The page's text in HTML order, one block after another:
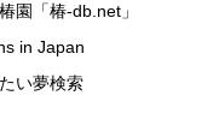
園「椿-db.net」
in Japan
い夢検索